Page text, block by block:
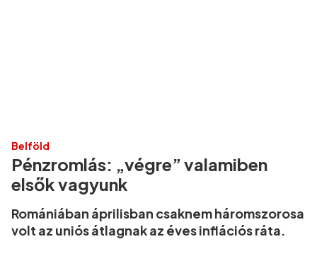
Belföld
Pénzromlás: „végre” valamiben
elsők vagyunk
Romániában áprilisban csaknem háromszorosa
volt az uniós átlagnak az éves inflációs ráta.